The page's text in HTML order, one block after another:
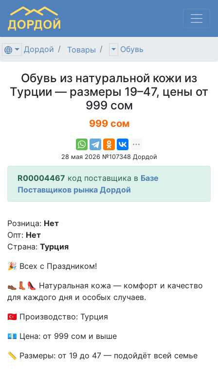
Дордой Товары Обувь
Обувь из натуральной кожи из
Турции — размеры 19–47, цены от
999 сом
999 сом
28 мая 2026 №107348 Дордой
R00004467 код поставщика в Базе
Поставщиков рынка Дордой
Розница: Нет
Опт: Нет
Страна: Турция
🎉 Всех с Праздником!
👞👢👠 Натуральная кожа — комфорт и качество
для каждого дня и особых случаев.
🇹🇷 Производство: Турция
💶 Цена: от 999 сом и выше
📏 Размеры: от 19 до 47 — подойдёт всей семье